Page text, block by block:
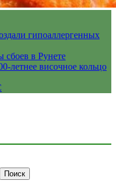
гипоаллергенных
в Рунете
летнее височное кольцо